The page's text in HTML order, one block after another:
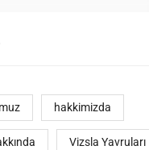
hakkimizda
Vizsla Yavruları